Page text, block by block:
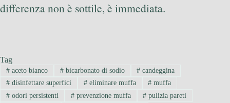
differenza non è sottile, è immediata.
Tag
#aceto bianco #bicarbonato di sodio # candeggina
#disinfettare superfici #eliminare muffa # muffa
#odori persistenti #prevenzione muffa # pulizia pareti